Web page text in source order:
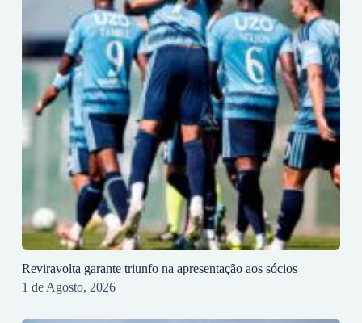
Reviravolta garante triunfo na apresentação aos sócios
1 de Agosto, 2026